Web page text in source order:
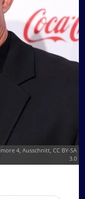
4, Ausschnitt, CC BY-SA
3.0